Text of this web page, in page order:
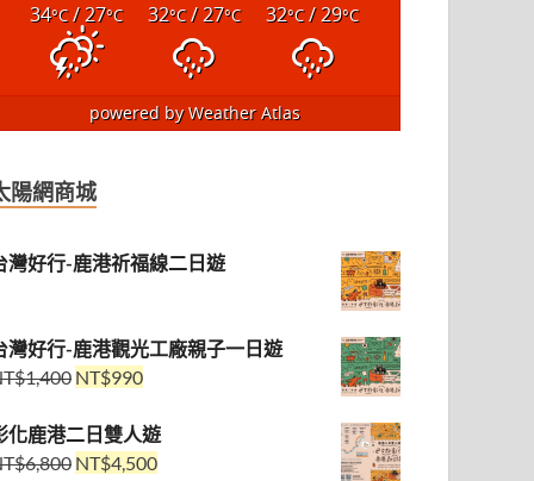
34°C/ 27°C 32°C/ 27°C 32°C/ 29°C
powered byWeather Atlas
陽網商城
灣好行-鹿港祈福線二日遊
灣好行-鹿港觀光工廠親子一日遊
1,400 NT$990
化鹿港二日雙人遊
6,800 NT$4,500